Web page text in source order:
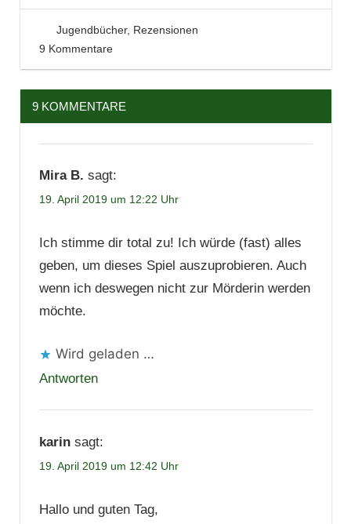
Thriller
19. April 2019
Tintenhain
Jugendbücher, Rezensionen
9 Kommentare
9 KOMMENTARE
Mira B. sagt:
19. April 2019 um 12:22 Uhr
Ich stimme dir total zu! Ich würde (fast) alles
geben, um dieses Spiel auszuprobieren. Auch
wenn ich deswegen nicht zur Mörderin werden
möchte.
Wird geladen …
Antworten
karin sagt:
19. April 2019 um 12:42 Uhr
Hallo und guten Tag,